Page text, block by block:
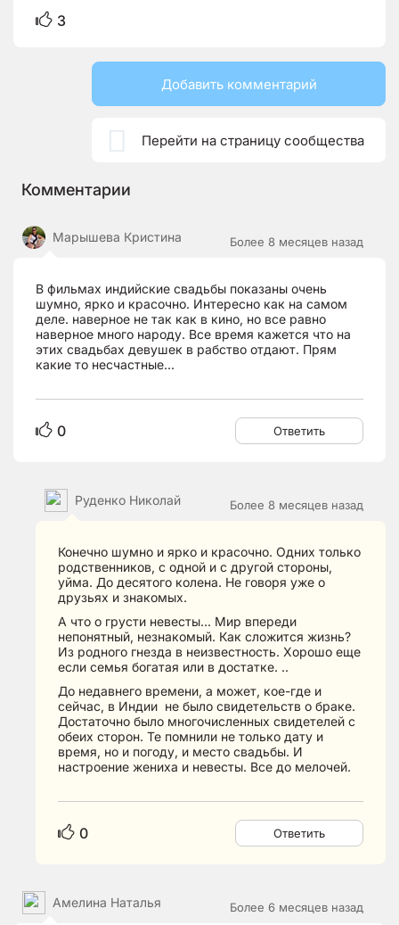
3
Добавить комментарий
Перейти на страницу сообщества
Комментарии
Более 8 месяцев назад
Марышева Кристина
В фильмах индийские свадьбы показаны очень
шумно, ярко и красочно. Интересно как на самом
деле. наверное не так как в кино, но все равно
наверное много народу. Все время кажется что на
этих свадьбах девушек в рабство отдают. Прям
какие то несчастные...
0 Ответить
Более 8 месяцев назад
Руденко Николай
Конечно шумно и ярко и красочно. Одних только
родственников, с одной и с другой стороны,
уйма. До десятого колена. Не говоря уже о
друзьях и знакомых.
А что о грусти невесты... Мир впереди
непонятный, незнакомый. Как сложится жизнь?
Из родного гнезда в неизвестность. Хорошо еще
если семья богатая или в достатке. ..
До недавнего времени, а может, кое-где и
сейчас, в Индии не было свидетельств о браке.
Достаточно было многочисленных свидетелей с
обеих сторон. Те помнили не только дату и
время, но и погоду, и место свадьбы. И
настроение жениха и невесты. Все до мелочей.
0 Ответить
Более 6 месяцев назад
Амелина Наталья